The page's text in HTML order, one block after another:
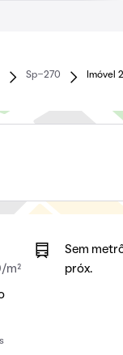
Sp-270 Imóvel
m²
Sem
próx.